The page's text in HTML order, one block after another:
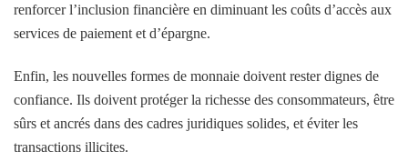
renforcer l’inclusion financière en diminuant les coûts d’accès aux
services de paiement et d’épargne.
Enfin, les nouvelles formes de monnaie doivent rester dignes de
confiance. Ils doivent protéger la richesse des consommateurs, être
sûrs et ancrés dans des cadres juridiques solides, et éviter les
transactions illicites.